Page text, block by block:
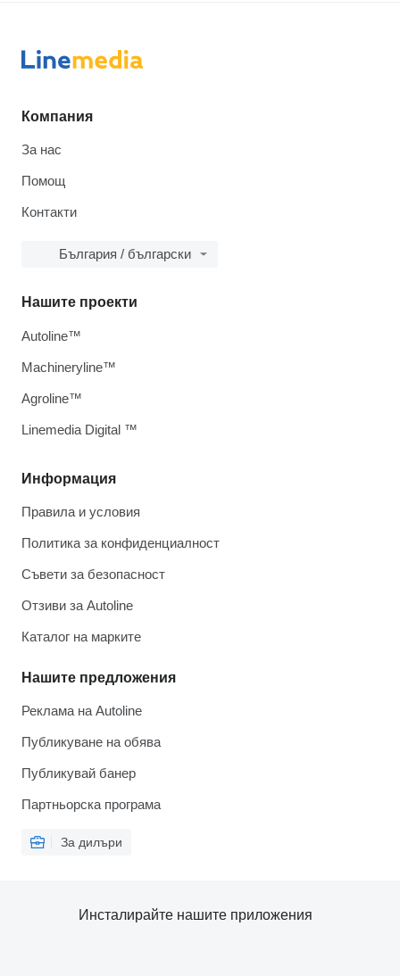
Компания
За нас
Помощ
Контакти
България / български
Информация
Правила и условия
Политика за конфиденциалност
Съвети за безопасност
Отзиви за Autoline
Каталог на марките
Нашите предложения
Реклама на Autoline
Публикуване на обява
Публикувай банер
Партньорска програма
За дилъри
Нашите проекти
Autoline™
Machineryline™
Agroline™
Linemedia Digital ™
Инсталирайте нашите приложения